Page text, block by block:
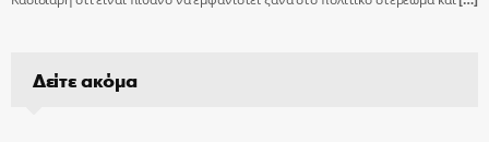
Δείτε ακόμα